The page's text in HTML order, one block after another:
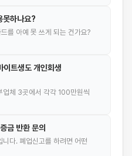
못하나요?
를 아예 못 쓰게 되는 건가요?
이트생도 개인회생
업체 3곳에서 각각 100만원씩
금 반환 문의
다. 폐업신고를 하려면 어떤